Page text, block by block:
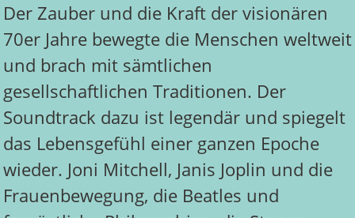
Der Zauber und die Kraft der visionären
70er Jahre bewegte die Menschen weltweit
und brach mit sämtlichen
gesellschaftlichen Traditionen. Der
Soundtrack dazu ist legendär und spiegelt
das Lebensgefühl einer ganzen Epoche
wieder. Joni Mitchell, Janis Joplin und die
Frauenbewegung, die Beatles und